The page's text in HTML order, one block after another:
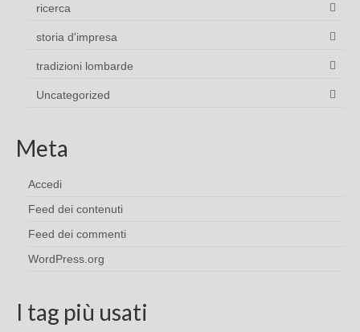
ricerca
storia d'impresa
tradizioni lombarde
Uncategorized
Meta
Accedi
Feed dei contenuti
Feed dei commenti
WordPress.org
I tag più usati